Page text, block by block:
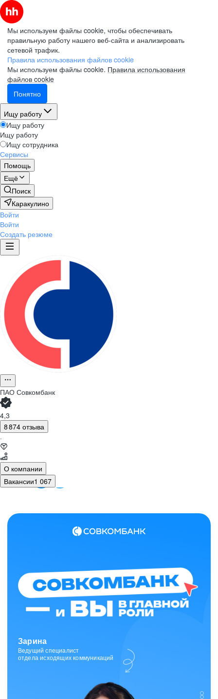
Мы используем файлы cookie, чтобы обеспечивать
правильную работу нашего веб-сайта и анализировать
сетевой трафик.
Правила использования файлов cookie
Мы используем файлы cookie. Правила использования
файлов cookie
Понятно
Ищу работу
Ищу работу
Ищу работу
Ищу сотрудника
Сервисы
Помощь
Ещё
Поиск
Каракулино
Войти
Войти
Создать резюме
ПАО Совкомбанк
4,3
8 874 отзыва
·
О компании
Вакансии1 067
Зарина
Ведущий специалист
отдела исходящих коммуникаций